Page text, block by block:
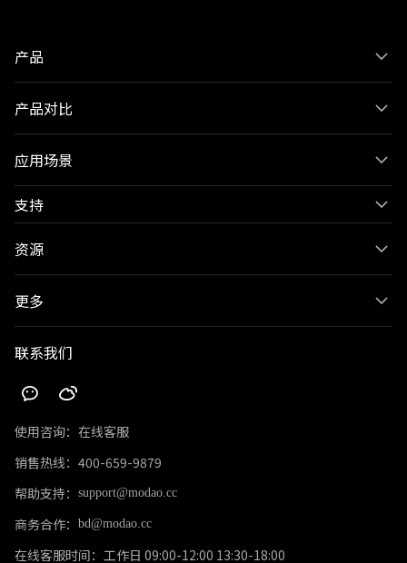
产品
产品对比
应用场景
支持
资源
更多
联系我们
使用咨询： 在线客服
销售热线： 400-659-9879
帮助支持：
support@modao.cc
商务合作： bd@modao.cc
在线客服时间： 工作日 09:00-12:00 13:30-18:00